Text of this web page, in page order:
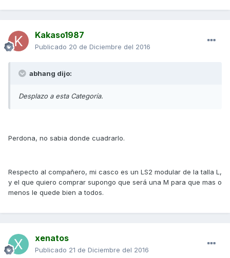
Kakaso1987
Publicado 20 de Diciembre del 2016
abhang dijo:
Desplazo a esta Categoría.
Perdona, no sabia donde cuadrarlo.
Respecto al compañero, mi casco es un LS2 modular de la talla L,
y el que quiero comprar supongo que será una M para que mas o
menos le quede bien a todos.
xenatos
Publicado 21 de Diciembre del 2016